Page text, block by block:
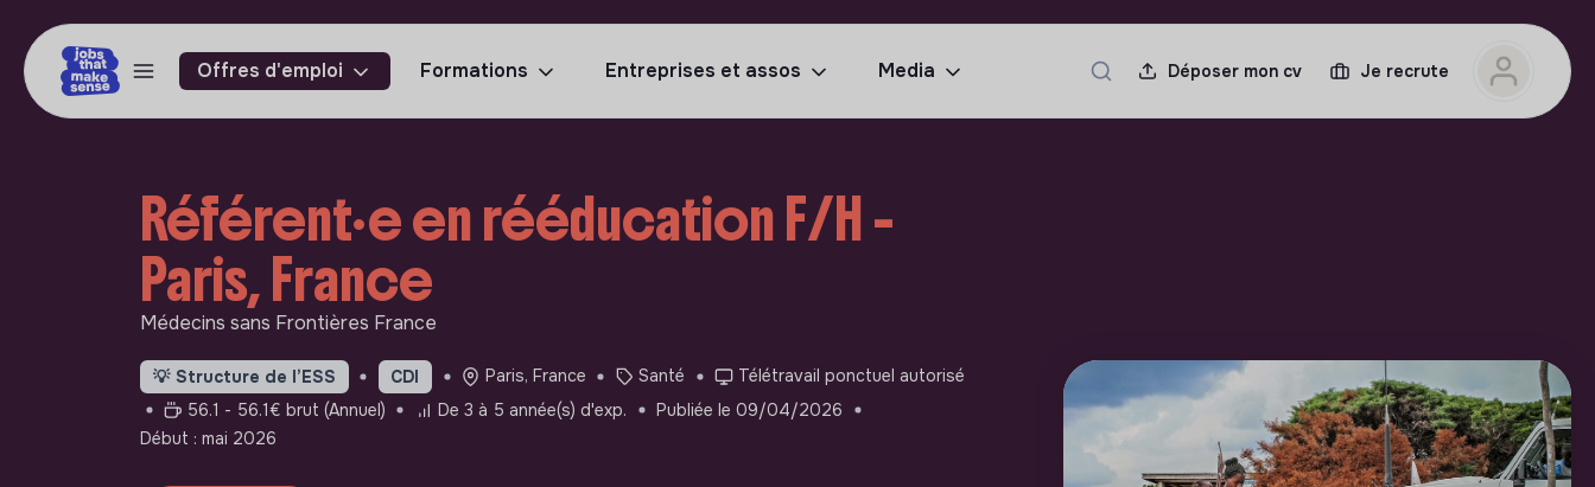
Offres d'emploi Formations Entreprises et assos Media Déposer mon cv Je recrute
Référent·e en rééducation F/H -
Paris, France
Médecins sans Frontières France
💡 Structure de l’ESS CDI Paris, France Santé
Télétravail ponctuel autorisé
56.1 - 56.1€ brut (Annuel)
De 3 à 5 année(s) d'exp.
Publiée le 09/04/2026
Début : mai 2026